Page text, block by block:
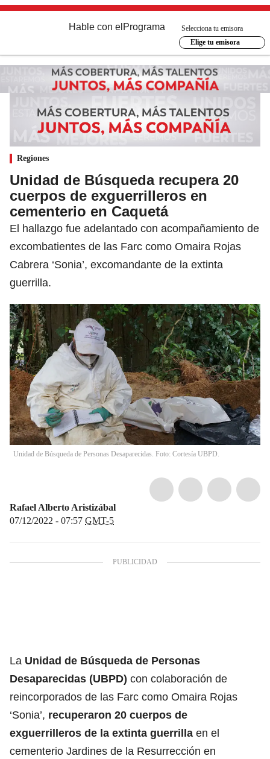
Hable con el Programa
Selecciona tu emisora
Elige tu emisora
Regiones
Unidad de Búsqueda recupera 20
cuerpos de exguerrilleros en
cementerio en Caquetá
El hallazgo fue adelantado con acompañamiento de
excombatientes de las Farc como Omaira Rojas
Cabrera ‘Sonia’, excomandante de la extinta
guerrilla.
Unidad de Búsqueda de Personas Desaparecidas. Foto: Cortesía UBPD.
Rafael Alberto Aristizábal
07/12/2022 - 07:57 GMT-5
La Unidad de Búsqueda de Personas
Desaparecidas (UBPD) con colaboración de
reincorporados de las Farc como Omaira Rojas
‘Sonia’, recuperaron 20 cuerpos de
exguerrilleros de la extinta guerrilla en el
cementerio Jardines de la Resurrección en